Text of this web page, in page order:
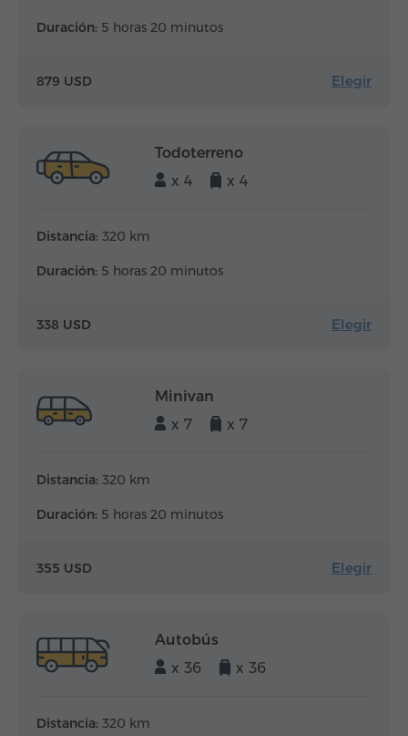
Duración: 5 horas 20 minutos
879 USD Elegir
Todoterreno
x 4
x 4
Distancia: 320 km
Duración: 5 horas 20 minutos
338 USD Elegir
Minivan
x 7
x 7
Distancia: 320 km
Duración: 5 horas 20 minutos
355 USD Elegir
Autobús
x 36
x 36
Distancia: 320 km